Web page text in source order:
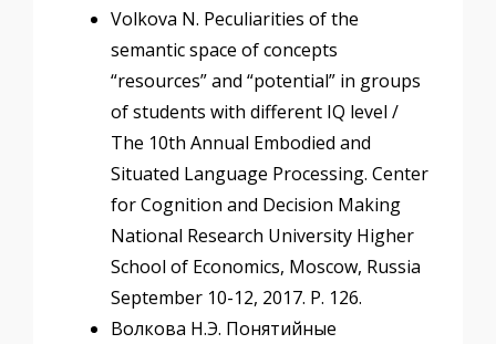
Volkova N. Peculiarities of the
semantic space of concepts
“resources” and “potential” in groups
of students with different IQ level /
The 10th Annual Embodied and
Situated Language Processing. Сenter
for Cognition and Decision Making
National Research University Higher
School of Economics, Moscow, Russia
September 10-12, 2017. P. 126.
Волкова Н.Э. Понятийные